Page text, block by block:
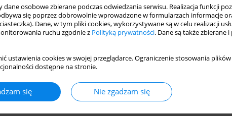
dane osobowe zbierane podczas odwiedzania serwisu. Realizacja funkcji
się poprzez dobrowolnie wprowadzone w formularzach informacje
Dane, w tym pliki cookies, wykorzystywane są w celu realizacji
ruchu zgodnie z Polityką prywatności. Dane są także zbierane
ustawienia cookies w swojej przeglądarce. Ograniczenie stosowania
dostępne na stronie.
się Nie zgadzam się